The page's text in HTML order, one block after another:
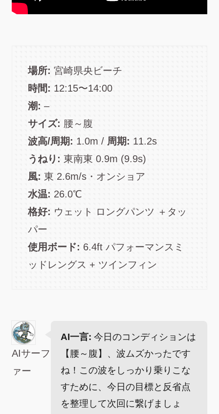
場所: 宮崎県央ビーチ
時間: 12:15〜14:00
潮: –
サイズ: 腰～腹
波高/周期: 1.0m / 周期: 11.2s
うねり: 東南東 0.9m (9.9s)
風: 東 2.6m/s・オンショア
水温: 26.0℃
格好: ウェット ロングパンツ ＋タッ
パー
使用ボード: 6.4ft パフォーマンスミ
ッドレングス + ツインフィン
AIサーフ
ァー
AI一言: 今日のコンディションは
【腰～腹】、波ムズかったです
ね！この波をしっかり乗りこな
すために、今日の目標と反省点
を整理して次回に繋げましょ